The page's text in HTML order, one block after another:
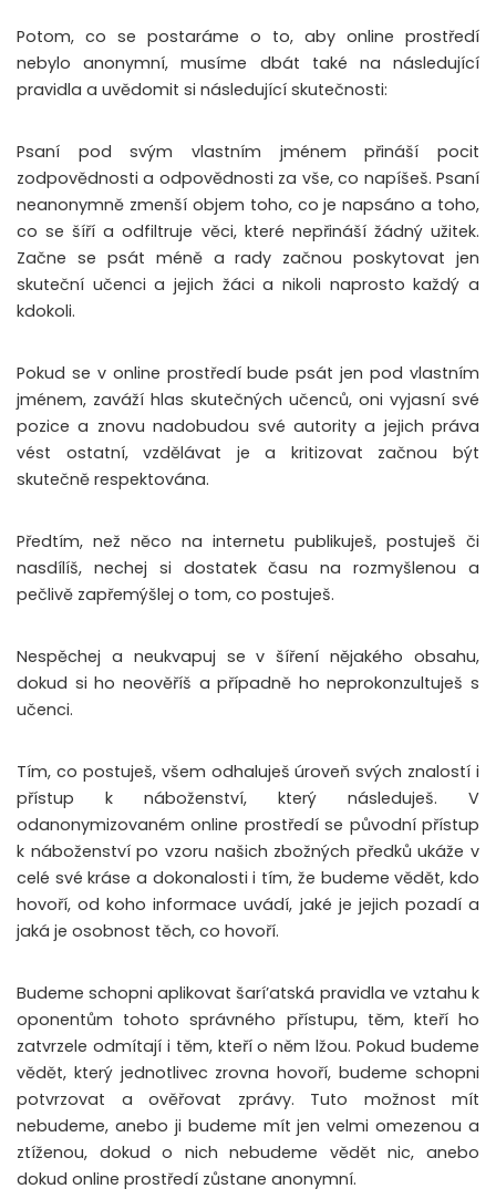
Potom, co se postaráme o to, aby online prostředí
nebylo anonymní, musíme dbát také na následující
pravidla a uvědomit si následující skutečnosti:
Psaní pod svým vlastním jménem přináší pocit
zodpovědnosti a odpovědnosti za vše, co napíšeš. Psaní
neanonymně zmenší objem toho, co je napsáno a toho,
co se šíří a odfiltruje věci, které nepřináší žádný užitek.
Začne se psát méně a rady začnou poskytovat jen
skuteční učenci a jejich žáci a nikoli naprosto každý a
kdokoli.
Pokud se v online prostředí bude psát jen pod vlastním
jménem, zaváží hlas skutečných učenců, oni vyjasní své
pozice a znovu nadobudou své autority a jejich práva
vést ostatní, vzdělávat je a kritizovat začnou být
skutečně respektována.
Předtím, než něco na internetu publikuješ, postuješ či
nasdílíš, nechej si dostatek času na rozmyšlenou a
pečlivě zapřemýšlej o tom, co postuješ.
Nespěchej a neukvapuj se v šíření nějakého obsahu,
dokud si ho neověříš a případně ho neprokonzultuješ s
učenci.
Tím, co postuješ, všem odhaluješ úroveň svých znalostí i
přístup k náboženství, který následuješ. V
odanonymizovaném online prostředí se původní přístup
k náboženství po vzoru našich zbožných předků ukáže v
celé své kráse a dokonalosti i tím, že budeme vědět, kdo
hovoří, od koho informace uvádí, jaké je jejich pozadí a
jaká je osobnost těch, co hovoří.
Budeme schopni aplikovat šarí’atská pravidla ve vztahu k
oponentům tohoto správného přístupu, těm, kteří ho
zatvrzele odmítají i těm, kteří o něm lžou. Pokud budeme
vědět, který jednotlivec zrovna hovoří, budeme schopni
potvrzovat a ověřovat zprávy. Tuto možnost mít
nebudeme, anebo ji budeme mít jen velmi omezenou a
ztíženou, dokud o nich nebudeme vědět nic, anebo
dokud online prostředí zůstane anonymní.